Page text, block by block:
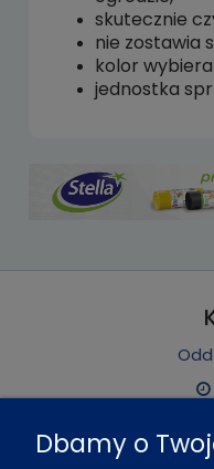
skutecznie
nie zostawia
kolor
jednostka
Dbamy o